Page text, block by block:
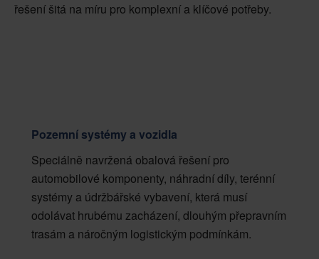
řešení šitá na míru pro komplexní a klíčové potřeby.
Pozemní systémy a vozidla
Speciálně navržená obalová řešení pro
automobilové komponenty, náhradní díly, terénní
systémy a údržbářské vybavení, která musí
odolávat hrubému zacházení, dlouhým přepravním
trasám a náročným logistickým podmínkám.